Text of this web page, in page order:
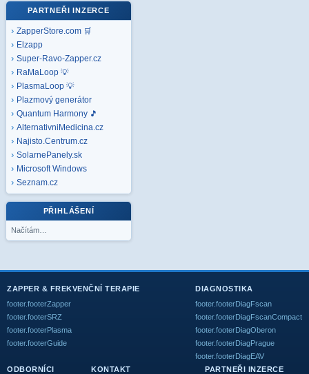
PARTNEŘI INZERCE
ZapperStore.com 🛒
Elzapp
Super-Ravo-Zapper.cz
RaMaLoop 💡
PlasmaLoop 💡
Plazmový generátor
Quantum Harmony 🎵
AlternativniMedicina.cz
Najisto.Centrum.cz
SolarnePanely.sk
Microsoft Windows
Seznam.cz
PŘIHLÁŠENÍ
Načítám…
ZAPPER & FREKVENČNÍ TERAPIE
footer.footerZapper
footer.footerSRZ
footer.footerPlasma
footer.footerGuide
DIAGNOSTIKA
footer.footerDiagFscan
footer.footerDiagFscanCompact
footer.footerDiagOberon
footer.footerDiagPrague
footer.footerDiagEAV
ODBORNÍCI
KONTAKT PARTNEŘI INZERCE